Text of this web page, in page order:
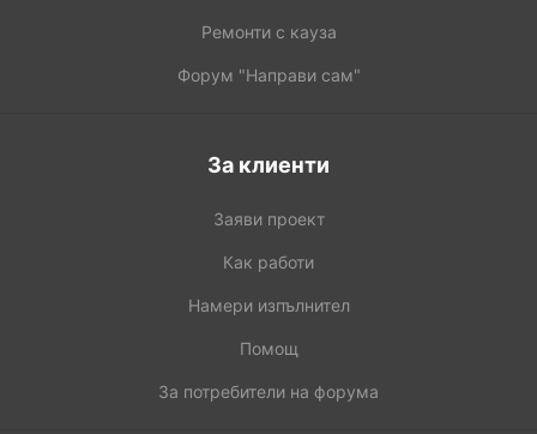
Ремонти с кауза
Форум "Направи сам"
За клиенти
Заяви проект
Как работи
Намери изпълнител
Помощ
За потребители на форума